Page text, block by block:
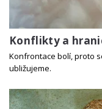
Konflikty a
Konfrontace bolí, proto
ubližujeme.